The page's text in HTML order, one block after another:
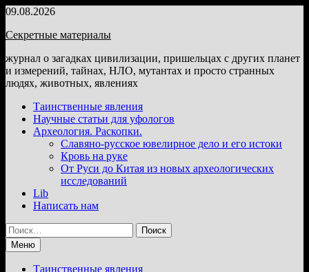
Перейти
содержимому
09.08.2026
Секретные материалы
журнал о загадках цивилизации, пришельцах с других планет
и измерений, тайнах, НЛО, мутантах и просто странных
людях, животных, явлениях
Таинственные явления
Научные статьи для уфологов
Археология. Раскопки.
Славяно-русское ювелирное дело и его истоки
Кровь на руке
От Руси до Китая из новых археологических
исследований
Lib
Написать нам
Найти:
Меню
Таинственные явления